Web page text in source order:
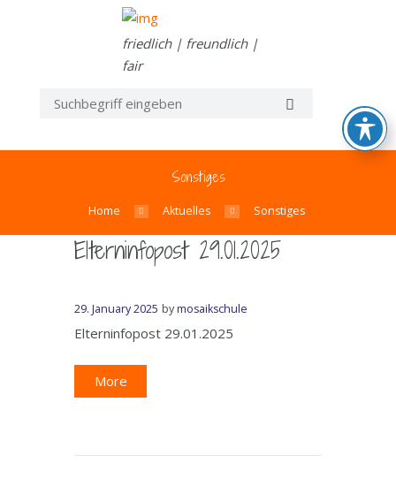
friedlich | freundlich |
fair
Sonstiges
Home Aktuelles Sonstiges
Elterninfopost 29.01.2025
29. January 2025 bymosaikschule
Elterninfopost 29.01.2025
More